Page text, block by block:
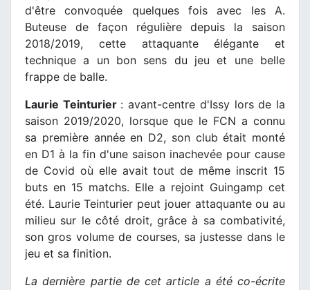
d'être convoquée quelques fois avec les A.
Buteuse de façon régulière depuis la saison
2018/2019, cette attaquante élégante et
technique a un bon sens du jeu et une belle
frappe de balle.
Laurie Teinturier : avant-centre d'Issy lors de la
saison 2019/2020, lorsque que le FCN a connu
sa première année en D2, son club était monté
en D1 à la fin d'une saison inachevée pour cause
de Covid où elle avait tout de même inscrit 15
buts en 15 matchs. Elle a rejoint Guingamp cet
été. Laurie Teinturier peut jouer attaquante ou au
milieu sur le côté droit, grâce à sa combativité,
son gros volume de courses, sa justesse dans le
jeu et sa finition.
La dernière partie de cet article a été co-écrite